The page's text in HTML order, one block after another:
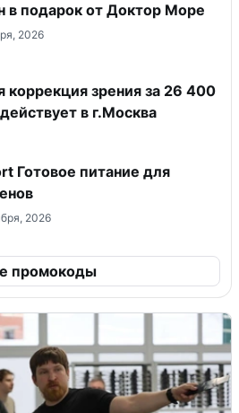
в подарок от Доктор Море
2026
коррекция зрения за 26 400
действует в г.Москва
Готовое питание для
2026
промокоды